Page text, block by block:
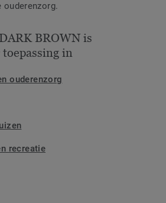
ouderenzorg.
BROWN is
in
ouderenzorg
recreatie